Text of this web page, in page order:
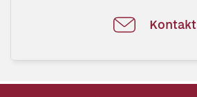
Kontakt